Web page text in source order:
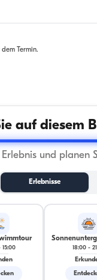
Termin.
auf diesem
und planen
Erlebnisse
15:00
18:00-